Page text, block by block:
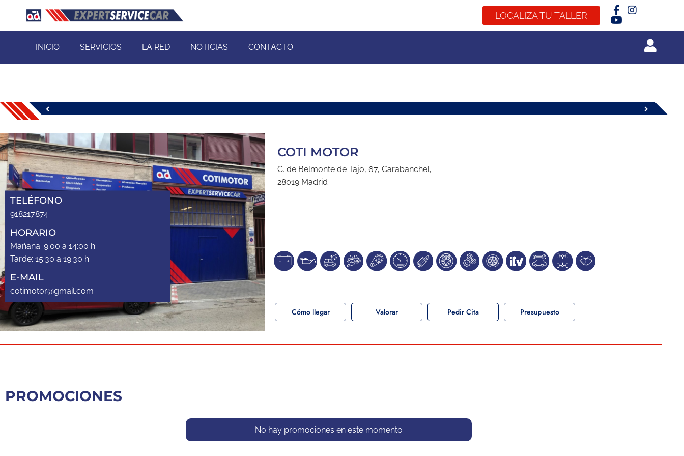
LOCALIZA TU TALLER
INICIO SERVICIOS LA RED NOTICIAS CONTACTO
COTI MOTOR
C. de Belmonte de Tajo, 67, Carabanchel,
28019 Madrid
Cómo llegar Valorar Pedir Cita Presupuesto
TELÉFONO
918217874
HORARIO
Mañana: 9:00 a 14:00 h
Tarde: 15:30 a 19:30 h
E-MAIL
cotimotor@gmail.com
PROMOCIONES
No hay promociones en este momento